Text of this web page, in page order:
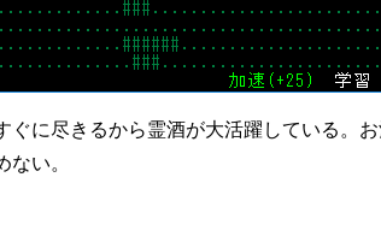
に尽きるから霊酒が大活躍している。
ない。